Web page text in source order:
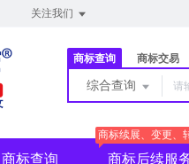
关注我们
商标查询 商标交易
综合查询
商标查询 商标后续服
商标续展、变更、